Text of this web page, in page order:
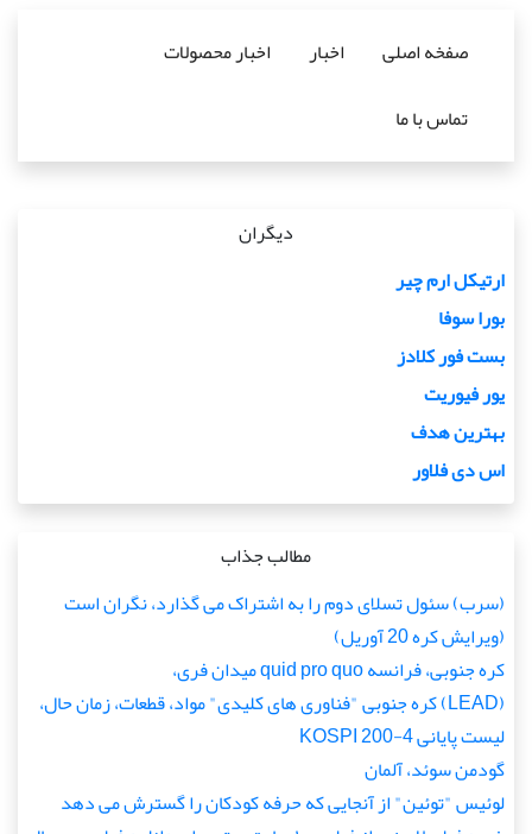
صفخه اصلی اخبار
اخبار محصولات
تماس با ما
دیگران
ارتیکل ارم چیر
بورا سوفا
بست فور کلادز
یور فیوریت
بهترین هدف
اس دی فلاور
مطالب جذاب
(سرب) سئول تسلای دوم را به اشتراک می گذارد، نگران است
(ویرایش کره 20 آوریل)
کره جنوبی، فرانسه quid pro quo میدان فری،
(LEAD) کره جنوبی "فناوری های کلیدی" مواد، قطعات، زمان حال،
لیست پایانی KOSPI 200-4
گودمن سوئد، آلمان
لوئیس "توئین" از آنجایی که حرفه کودکان را گسترش می دهد